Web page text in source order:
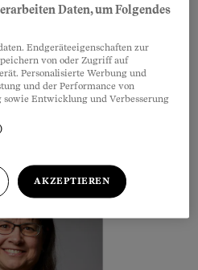
in der Schweiz
unterstützen. Es ist
dieses
mitzugestalten.
Daten, um Folgendes
Endgeräteeigenschaften zur
von oder Zugriff auf
Personalisierte Werbung und
und der Performance von
Entwicklung und Verbesserung
AKZEPTIEREN